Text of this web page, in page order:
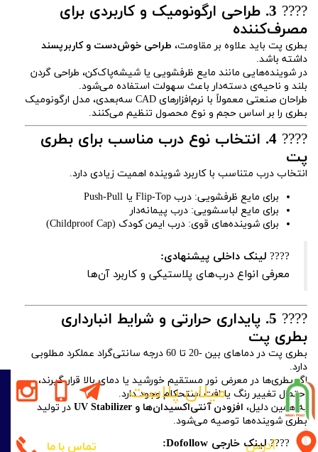
????
3. طراحی ارگونومیک و کاربردی برای
مصرف‌کننده
بطری پت باید علاوه بر مقاومت، طراحی خوش‌دست و کاربرپسند
داشته باشد.
در شوینده‌هایی مانند مایع ظرفشویی یا شیشه‌پاک‌کن، طراحی گردن
بلند و ناحیه‌ی دسته‌دار باعث سهولت استفاده می‌شود.
طراحان صنعتی معمولاً با نرم‌افزارهای CAD سه‌بعدی، مدل ارگونومیک
بطری را بر اساس حجم و نوع محصول تنظیم می‌کنند.
????
4. انتخاب نوع درب مناسب برای بطری
پت
انتخاب درب متناسب با کاربرد شوینده اهمیت زیادی دارد.
برای مایع ظرفشویی: درب Flip-Top یا Push-Pull
برای مایع لباسشویی: درب پیمانه‌دار
برای شوینده‌های قوی: درب ایمن کودک (Childproof Cap)
???? لینک داخلی پیشنهادی:
معرفی انواع درب‌های پلاستیکی و کاربرد آن‌ها
????️
5. پایداری حرارتی و شرایط انبارداری
بطری پت
بطری پت در دماهای بین -20 تا 60 درجه سانتی‌گراد عملکرد مطلوبی
دارد.
اگر بطری‌ها در معرض نور مستقیم خورشید یا دمای بالا قرار گیرند،
احتمال تغییر رنگ یا افت استحکام وجود دارد.
به همین دلیل، افزودن آنتی‌اکسیدان‌ها و UV Stabilizer
در تولید
بطری شوینده‌ها توصیه می‌شود.
????لینک خارجی Dofollow: تماس با ما
میلان پلاست
آدرس